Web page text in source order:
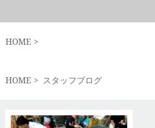
HOME
HOME スタッフブログ